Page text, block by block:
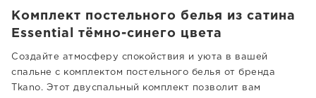
Комплект постельного белья из сатина
Essential тёмно-синего цвета
Создайте атмосферу спокойствия и уюта в вашей
спальне с комплектом постельного белья от бренда
Tkano. Этот двуспальный комплект позволит вам